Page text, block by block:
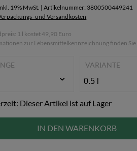
19% MwSt. | Artikelnummer: 3800500449241
und Versandkosten
1 l kostet 49,90 Euro
zur Lebensmittelkennzeichnung finden Sie
VARIANTE
Dieser Artikel ist auf Lager
IN DEN WARENKORB